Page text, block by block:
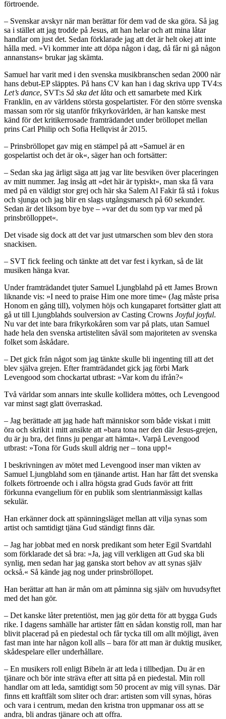
förtroende.
– Svenskar avskyr när man berättar för dem vad de ska göra. Så jag
sa i stället att jag trodde på Jesus, att han helar och att mina låtar
handlar om just det. Sedan förklarade jag att det är helt okej att inte
hålla med. »Vi kommer inte att döpa någon i dag, då får ni gå någon
annanstans« brukar jag skämta.
Samuel har varit med i den svenska musikbranschen sedan 2000 när
hans debut-EP släpptes. På hans CV kan han i dag skriva upp TV4:s
Let’s dance, SVT:s Så ska det låta och ett samarbete med Kirk
Franklin, en av världens största gospelartister. För den större svenska
massan som rör sig utanför frikyrkovärlden, är han kanske mest
känd för det kritikerrosade framträdandet under bröllopet mellan
prins Carl Philip och Sofia Hellqvist år 2015.
– Prinsbröllopet gav mig en stämpel på att »Samuel är en
gospelartist och det är ok«, säger han och fortsätter:
– Sedan ska jag ärligt säga att jag var lite besviken över placeringen
av mitt nummer. Jag insåg att »det här är typiskt«, man ska få vara
med på en väldigt stor grej och här ska Salem Al Fakir få stå i fokus
och sjunga och jag blir en slags utgångsmarsch på 60 sekunder.
Sedan är det liksom bye bye – »var det du som typ var med på
prinsbrölloppet«.
Det visade sig dock att det var just utmarschen som blev den stora
snackisen.
– SVT fick feeling och tänkte att det var fest i kyrkan, så de lät
musiken hänga kvar.
Under framträdandet tjuter Samuel Ljungblahd på ett James Brown
liknande vis: »I need to praise Him one more time« (Jag måste prisa
Honom en gång till), volymen höjs och kungaparet fortsätter glatt att
gå ut till Ljungblahds soulversion av Casting Crowns Joyful joyful.
Nu var det inte bara frikyrkokåren som var på plats, utan Samuel
hade hela den svenska artisteliten såväl som majoriteten av svenska
folket som åskådare.
– Det gick från något som jag tänkte skulle bli ingenting till att det
blev själva grejen. Efter framträdandet gick jag förbi Mark
Levengood som chockartat utbrast: »Var kom du ifrån?«
Två världar som annars inte skulle kollidera möttes, och Levengood
var minst sagt glatt överraskad.
– Jag berättade att jag hade haft människor som både viskat i mitt
öra och skrikit i mitt ansikte att »bara tona ner den där Jesus-grejen,
du är ju bra, det finns ju pengar att hämta«. Varpå Levengood
utbrast: »Tona för Guds skull aldrig ner – tona upp!«
I beskrivningen av mötet med Levengood inser man vikten av
Samuel Ljungblahd som en tjänande artist. Han har fått det svenska
folkets förtroende och i allra högsta grad Guds favör att fritt
förkunna evangelium för en publik som slentrianmässigt kallas
sekulär.
Han erkänner dock att spänningsläget mellan att vilja synas som
artist och samtidigt tjäna Gud ständigt finns där.
– Jag har jobbat med en norsk predikant som heter Egil Svartdahl
som förklarade det så bra: »Ja, jag vill verkligen att Gud ska bli
synlig, men sedan har jag ganska stort behov av att synas själv
också.« Så kände jag nog under prinsbröllopet.
Han berättar att han är mån om att påminna sig själv om huvudsyftet
med det han gör.
– Det kanske låter pretentiöst, men jag gör detta för att bygga Guds
rike. I dagens samhälle har artister fått en sådan konstig roll, man har
blivit placerad på en piedestal och får tycka till om allt möjligt, även
fast man inte har någon koll alls – bara för att man är duktig musiker,
skådespelare eller underhållare.
– En musikers roll enligt Bibeln är att leda i tillbedjan. Du är en
tjänare och bör inte sträva efter att sitta på en piedestal. Min roll
handlar om att leda, samtidigt som 50 procent av mig vill synas. Där
finns ett kraftfält som sliter och drar: artisten som vill synas, höras
och vara i centrum, medan den kristna tron uppmanar oss att se
andra, bli andras tjänare och att offra.